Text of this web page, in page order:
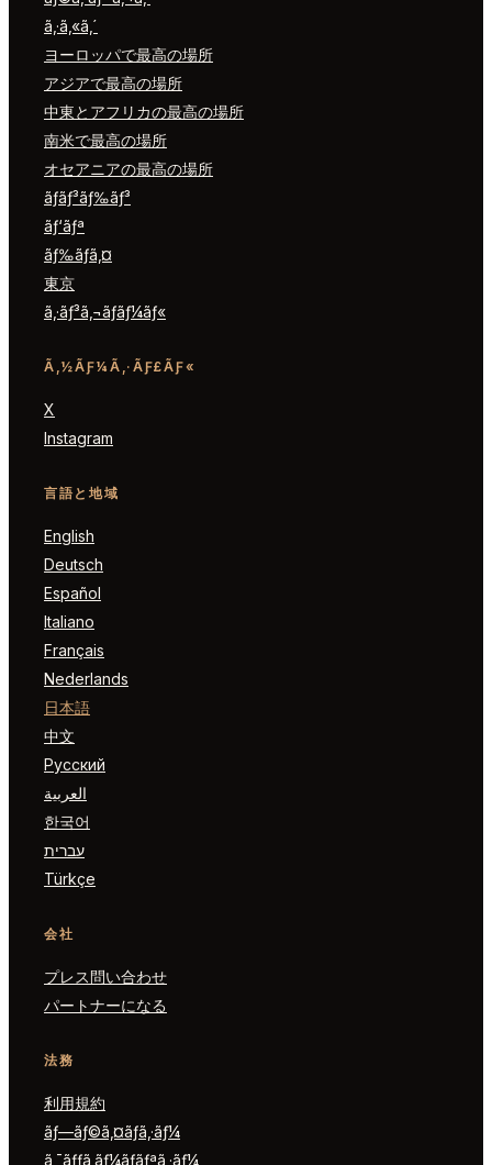
ã‚·ã‚«ã‚´
ヨーロッパで最高の場所
アジアで最高の場所
中東とアフリカの最高の場所
南米で最高の場所
オセアニアの最高の場所
ãƒ­ãƒ³ãƒ‰ãƒ³
ãƒ‘ãƒª
ãƒ‰ãƒã‚¤
東京
ã‚·ãƒ³ã‚¬ãƒãƒ¼ãƒ«
Ã‚½ÃƑ¼Ã‚·ÃƑ£ÃƑ«
X
Instagram
言語と地域
English
Deutsch
Español
Italiano
Français
Nederlands
日本語
中文
Русский
العربية
한국어
עברית
Türkçe
会社
プレス問い合わせ
パートナーになる
法務
利用規約
ãƒ—ãƒ©ã‚¤ãƒã‚·ãƒ¼
ã‚¯ãƒƒã‚­ãƒ¼ãƒãƒªã‚·ãƒ¼